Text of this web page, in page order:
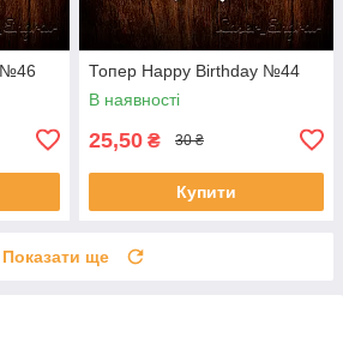
№46
Топер Happy Birthday №44
В наявності
25,50 ₴ 30 ₴
Купити
Показати ще